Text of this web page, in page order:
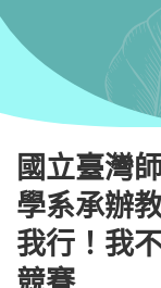
國立臺灣
學系承辦
我行！我